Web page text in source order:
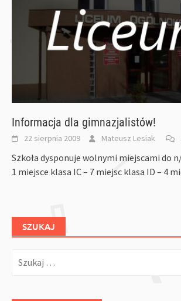
Informacja dla gimnazjalistów!
22 sierpnia 2009 Mateusz Lesiak
Szkoła dysponuje wolnymi miejscami do
1 miejsce klasa IC – 7 miejsc klasa ID – 4
SZUKAJ